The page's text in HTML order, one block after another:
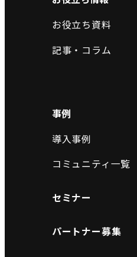
お役立ち資料
記事・コラム
事例
導入事例
コミュニティ一覧
セミナー
パートナー募集